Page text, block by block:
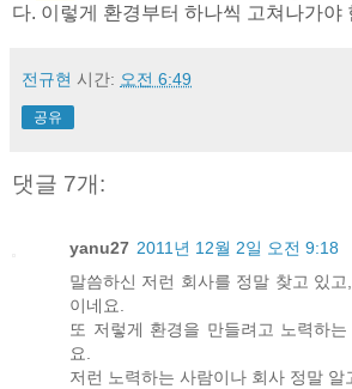
다. 이렇게 환경부터 하나씩 고쳐나가야
전규현 시간: 오전 6:49
공유
댓글 7개:
yanu27 2011년 12월 2일 오전 9:18
말씀하신 저런 회사를 정말 찾고 있
이네요.
또 저렇게 환경을 만들려고 노력하
요.
저런 노력하는 사람이나 회사 정말 알